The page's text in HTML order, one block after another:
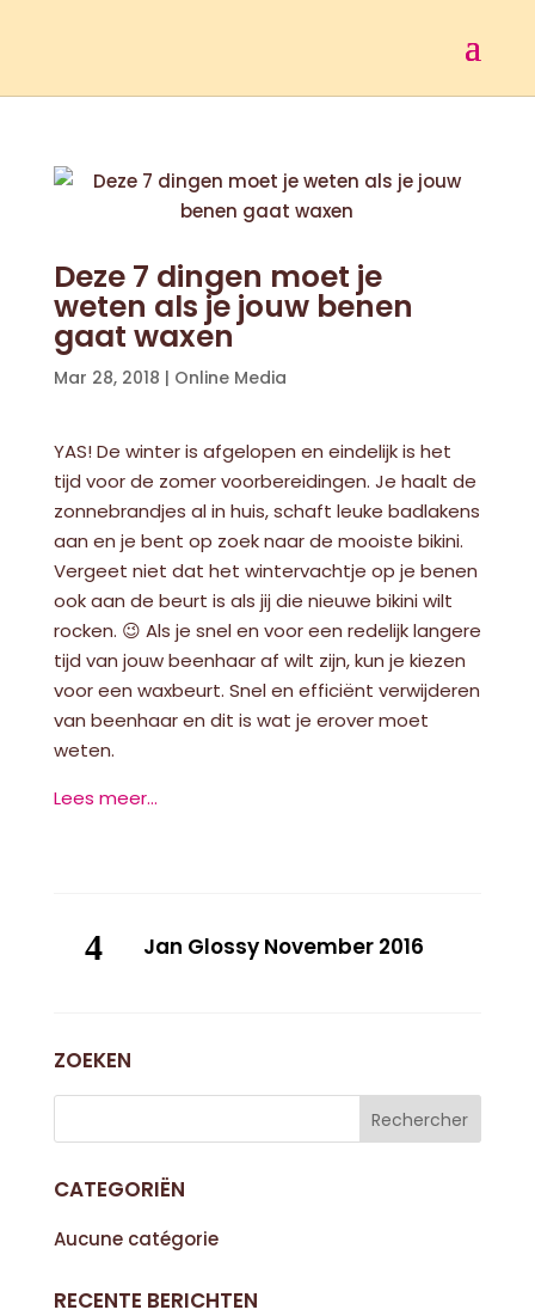
Deze 7 dingen moet je
weten als je jouw benen
gaat waxen
Mar 28, 2018 | Online Media
YAS! De winter is afgelopen en eindelijk is het
tijd voor de zomer voorbereidingen. Je haalt de
zonnebrandjes al in huis, schaft leuke badlakens
aan en je bent op zoek naar de mooiste bikini.
Vergeet niet dat het wintervachtje op je benen
ook aan de beurt is als jij die nieuwe bikini wilt
rocken. 😉 Als je snel en voor een redelijk langere
tijd van jouw beenhaar af wilt zijn, kun je kiezen
voor een waxbeurt. Snel en efficiënt verwijderen
van beenhaar en dit is wat je erover moet
weten.
Lees meer…
Jan Glossy November 2016
ZOEKEN
CATEGORIËN
Aucune catégorie
RECENTE BERICHTEN